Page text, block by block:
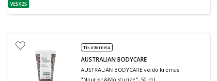
patarimas
VESK25
Tik internetu
AUSTRALIAN BODYCARE
AUSTRALIAN BODYCARE veido kremas
"Nourish&Moisturize", 50 ml